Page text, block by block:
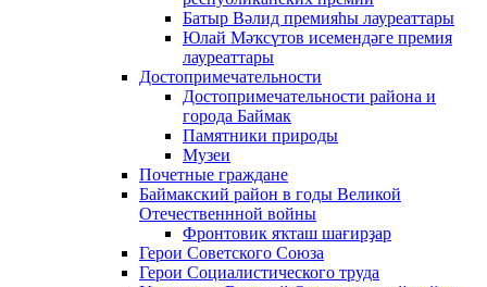
Батыр Вәлид премияһы лауреаттары
Юлай Мәҡсүтов исемендәге премия
лауреаттары
Достопримечательности
Достопримечательности района и
города Баймак
Памятники природы
Музеи
Почетные граждане
Баймакский район в годы Великой
Отечественнной войны
Фронтовик яҡташ шағирҙар
Герои Советского Союза
Герои Социалистического труда